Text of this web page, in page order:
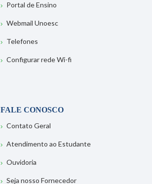
Portal de Ensino
Webmail Unoesc
Telefones
Configurar rede Wi-fi
FALE CONOSCO
Contato Geral
Atendimento ao Estudante
Ouvidoria
Seja nosso Fornecedor